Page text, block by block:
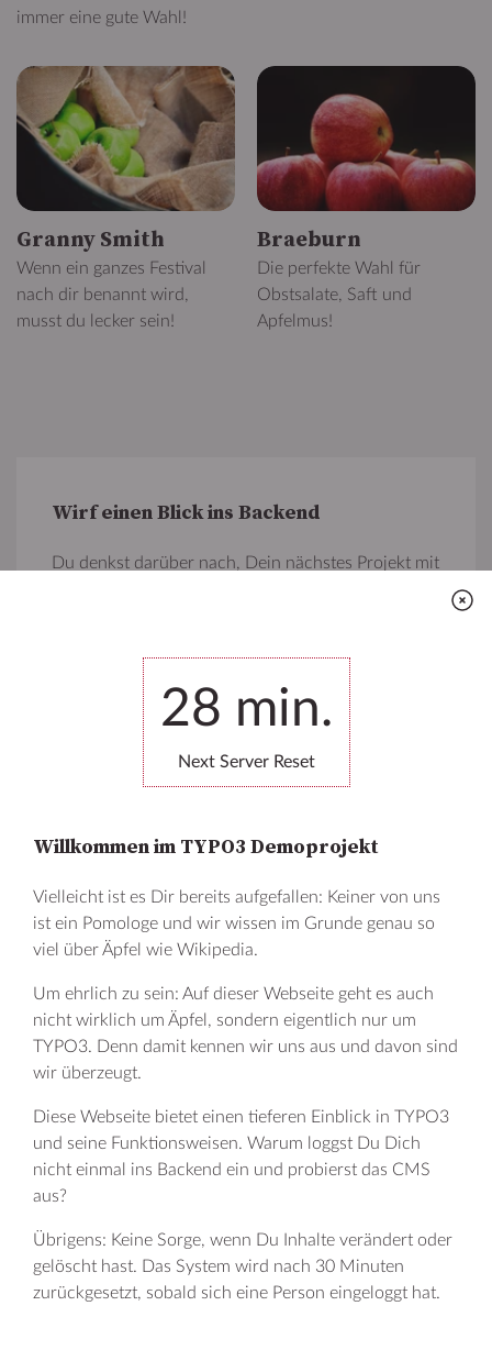
immer eine gute Wahl!
Granny Smith
Wenn ein ganzes Festival
nach dir benannt wird,
musst du lecker sein!
Braeburn
Die perfekte Wahl für
Obstsalate, Saft und
Apfelmus!
Wirf einen Blick ins Backend
Du denkst darüber nach, Dein nächstes Projekt mit
Logge Dich ins Backend ein, ändere und lösche was
auch immer Du möchtest und lass dich von TYPO3
Zum Backend
Learn more
Kontakt
Verhaltenskodex
28 min.
Next Server Reset
Willkommen im TYPO3 Demoprojekt
Vielleicht ist es Dir bereits aufgefallen: Keiner von uns
ist ein Pomologe und wir wissen im Grunde genau so
viel über Äpfel wie Wikipedia.
Um ehrlich zu sein: Auf dieser Webseite geht es auch
nicht wirklich um Äpfel, sondern eigentlich nur um
TYPO3. Denn damit kennen wir uns aus und davon sind
wir überzeugt.
Diese Webseite bietet einen tieferen Einblick in TYPO3
und seine Funktionsweisen. Warum loggst Du Dich
nicht einmal ins Backend ein und probierst das CMS
aus?
Übrigens: Keine Sorge, wenn Du Inhalte verändert oder
gelöscht hast. Das System wird nach 30 Minuten
zurückgesetzt, sobald sich eine Person eingeloggt hat.